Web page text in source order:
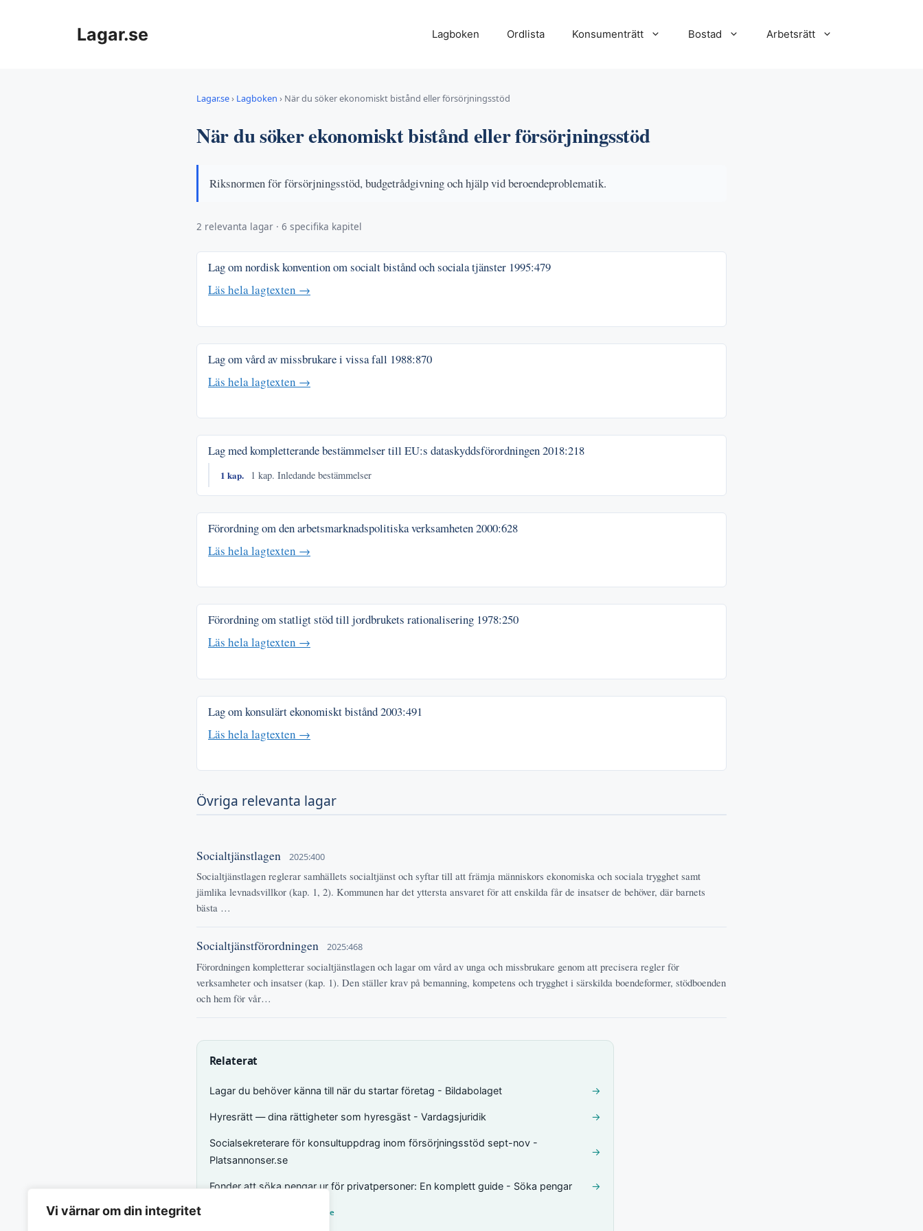
Vi värnar om din integritet
Lagar.se Lagboken Ordlista Konsumenträtt Bostad Arbetsrätt
Lagar.se› Lagboken › När du söker ekonomiskt bistånd eller försörjningsstöd
När du söker ekonomiskt bistånd eller försörjningsstöd
Riksnormen för försörjningsstöd, budgetrådgivning och hjälp vid beroendeproblematik.
2 relevanta lagar · 6 specifika kapitel
Lag om nordisk konvention om socialt bistånd och sociala tjänster 1995:479
Läs hela lagtexten →
Lag om vård av missbrukare i vissa fall 1988:870
Läs hela lagtexten →
Lag med kompletterande bestämmelser till EU:s dataskyddsförordningen2018:218
1 kap. 1 kap. Inledande bestämmelser
Förordning om den arbetsmarknadspolitiska verksamheten2000:628
Läs hela lagtexten →
Förordning om statligt stöd till jordbrukets rationalisering 1978:250
Läs hela lagtexten →
Lag om konsulärt ekonomiskt bistånd2003:491
Läs hela lagtexten →
Övriga relevanta lagar
Socialtjänstlagen 2025:400
Socialtjänstlagen reglerar samhällets socialtjänst och syftar till att främja människors ekonomiska och sociala trygghet samt
jämlika levnadsvillkor (kap. 1, 2). Kommunen har det yttersta ansvaret för att enskilda får de insatser de behöver, där barnets
bästa …
Socialtjänstförordningen 2025:468
Förordningen kompletterar socialtjänstlagen och lagar om vård av unga och missbrukare genom att precisera regler för
verksamheter och insatser (kap. 1). Den ställer krav på bemanning, kompetens och trygghet i särskilda boendeformer, stödboenden
och hem för vår…
Relaterat
Lagar du behöver känna till när du startar företag - Bildabolaget →
Hyresrätt — dina rättigheter som hyresgäst - Vardagsjuridik →
Socialsekreterare för konsultuppdrag inom försörjningsstöd sept-nov -
Platsannonser.se
→
Fonder att söka pengar ur för privatpersoner: En komplett guide - Söka pengar →
Matcher.se